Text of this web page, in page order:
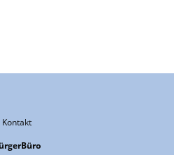
Kontakt